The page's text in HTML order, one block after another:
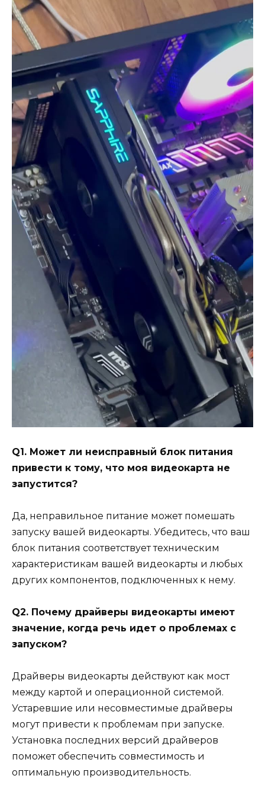
Q1. Может ли неисправный блок питания
привести к тому, что моя видеокарта не
запустится?
Да, неправильное питание может помешать
запуску вашей видеокарты. Убедитесь, что ваш
блок питания соответствует техническим
характеристикам вашей видеокарты и любых
других компонентов, подключенных к нему.
Q2. Почему драйверы видеокарты имеют
значение, когда речь идет о проблемах с
запуском?
Драйверы видеокарты действуют как мост
между картой и операционной системой.
Устаревшие или несовместимые драйверы
могут привести к проблемам при запуске.
Установка последних версий драйверов
поможет обеспечить совместимость и
оптимальную производительность.